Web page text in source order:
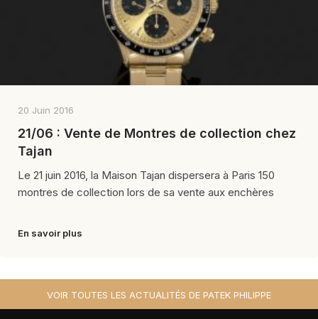
20 Juin 2016
21/06 : Vente de Montres de collection chez
Tajan
Le 21 juin 2016, la Maison Tajan dispersera à Paris 150
montres de collection lors de sa vente aux enchères
En savoir plus
VOIR TOUTES LES ACTUALITÉS DE PATEK PHILIPPE